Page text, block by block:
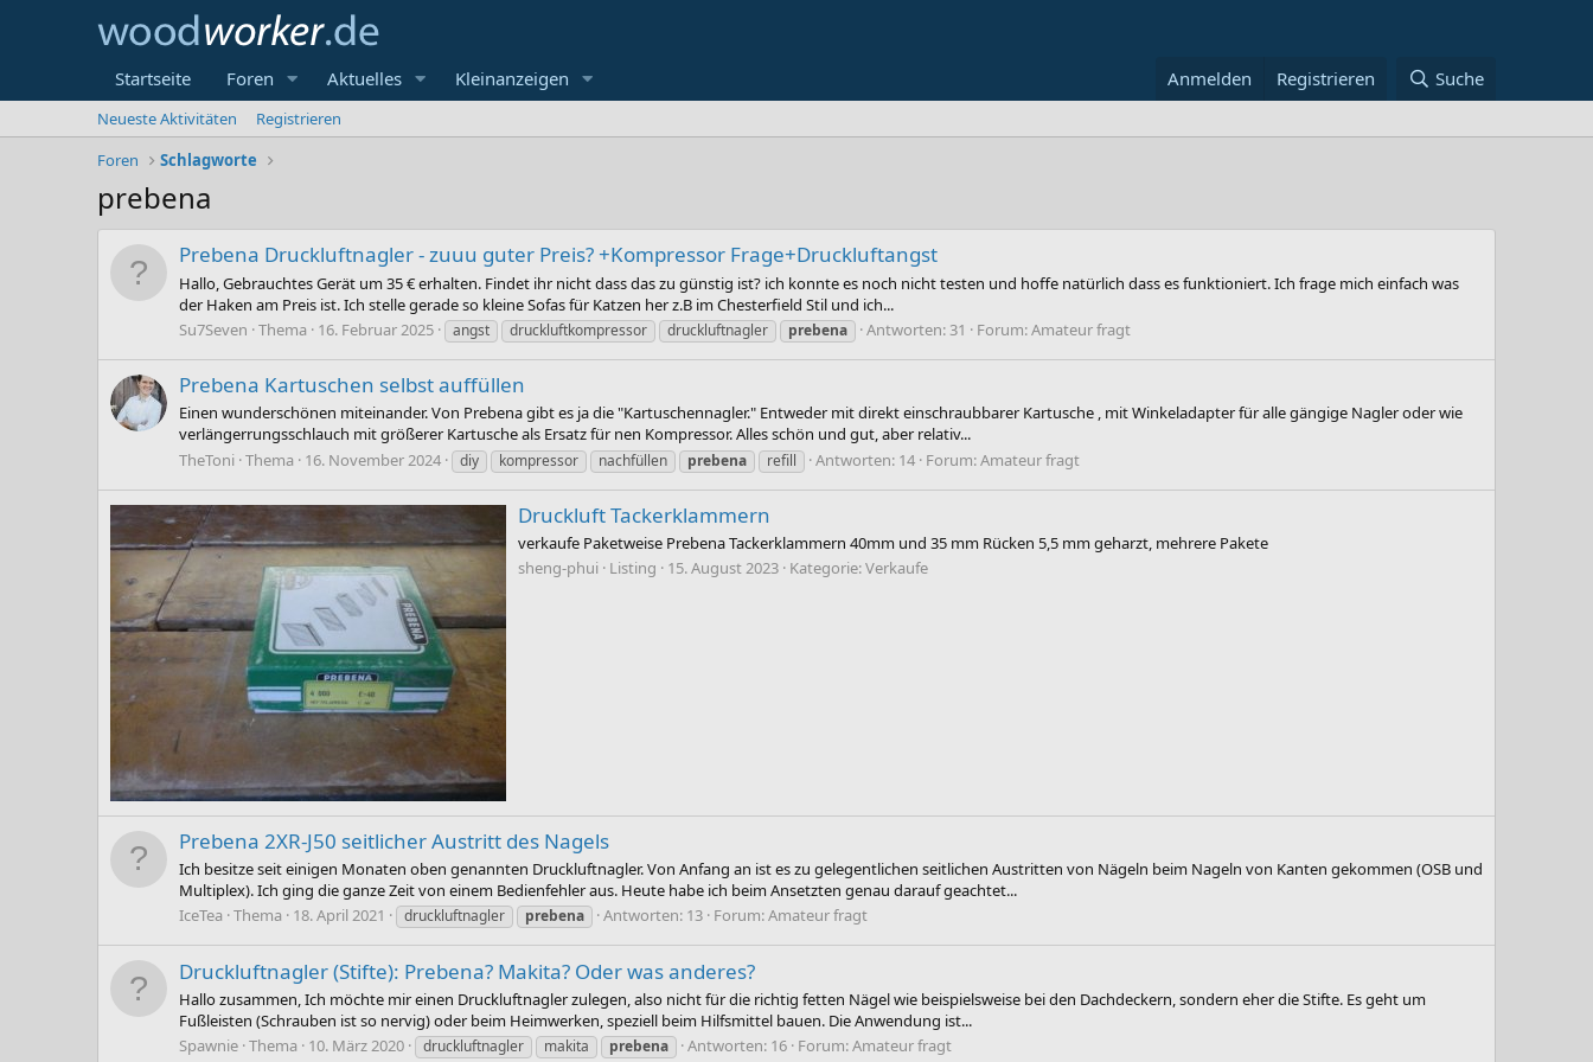
Startseite Foren Aktuelles Kleinanzeigen Anmelden Registrieren Suche
Neueste Aktivitäten
Registrieren
Foren
Schlagworte
prebena
Prebena Druckluftnagler - zuuu guter Preis? +Kompressor Frage+Druckluftangst
Hallo, Gebrauchtes Gerät um 35 € erhalten. Findet ihr nicht dass das zu günstig ist? ich konnte es noch nicht testen und hoffe natürlich dass es funktioniert. Ich frage mich einfach was
der Haken am Preis ist. Ich stelle gerade so kleine Sofas für Katzen her z.B im Chesterfield Stil und ich...
Su7Seven Thema 16. Februar 2025 angst druckluftkompressor druckluftnagler prebena Antworten: 31 Forum:Amateur fragt
Prebena Kartuschen selbst auffüllen
Einen wunderschönen miteinander. Von Prebena gibt es ja die "Kartuschennagler." Entweder mit direkt einschraubbarer Kartusche , mit Winkeladapter für alle gängige Nagler oder wie
verlängerrungsschlauch mit größerer Kartusche als Ersatz für nen Kompressor. Alles schön und gut, aber relativ...
TheToni Thema 16. November 2024 diy kompressor nachfüllen prebena refill Antworten: 14 Forum:Amateur fragt
Druckluft Tackerklammern
verkaufe Paketweise Prebena Tackerklammern 40mm und 35 mm Rücken 5,5 mm geharzt, mehrere Pakete
sheng-phui Listing 15. August 2023 Kategorie:Verkaufe
Prebena 2XR-J50 seitlicher Austritt des Nagels
Ich besitze seit einigen Monaten oben genannten Druckluftnagler. Von Anfang an ist es zu gelegentlichen seitlichen Austritten von Nägeln beim Nageln von Kanten gekommen (OSB und
Multiplex). Ich ging die ganze Zeit von einem Bedienfehler aus. Heute habe ich beim Ansetzten genau darauf geachtet...
IceTea Thema 18. April 2021 druckluftnagler prebena Antworten: 13 Forum:Amateur fragt
Druckluftnagler (Stifte): Prebena? Makita? Oder was anderes?
Hallo zusammen, Ich möchte mir einen Druckluftnagler zulegen, also nicht für die richtig fetten Nägel wie beispielsweise bei den Dachdeckern, sondern eher die Stifte. Es geht um
Fußleisten (Schrauben ist so nervig) oder beim Heimwerken, speziell beim Hilfsmittel bauen. Die Anwendung ist...
Spawnie Thema 10. März 2020 druckluftnagler makita prebena Antworten: 16 Forum:Amateur fragt